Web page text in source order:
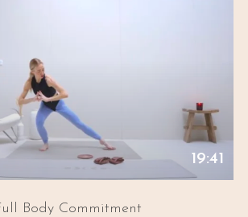
19:41
Body Commitment